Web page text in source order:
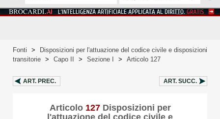
Fonti >
Disposizioni per l'attuazione del codice civile e disposizioni
transitorie > Capo II > Sezione I > Articolo 127
ART. PREC. ART. SUCC.
Articolo 127Disposizioni per
l'attuazione del codice civile e